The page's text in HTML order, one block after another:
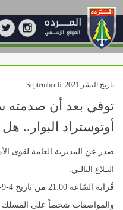
تاريخ النشر September 6, 2021
توفي بعد أن صدمته
أوتوستراد البوار..
صدر عن المديرية العامة لقوى
البـلاغ التالـي:
والمواصفات شخصاً على المسلك